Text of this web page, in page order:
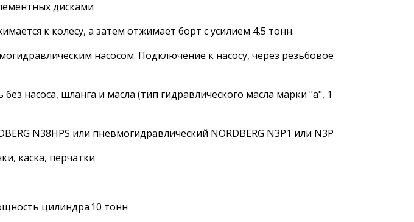
дисками
к колесу, а затем отжимает борт с усилием 4,5 тонн.
насосом. Подключение к насосу, через резьбовое
насоса, шланга и масла (тип гидравлического масла марки "а", 1
N38HPS или пневмогидравлический NORDBERG N3P1 или N3P
каска, перчатки
цилиндра 10 тонн